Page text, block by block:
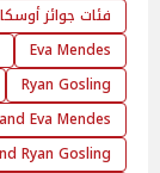
فئات جوائز
Eva Mendes
Ryan Gosling
Eva Mendes
Ryan Gosling